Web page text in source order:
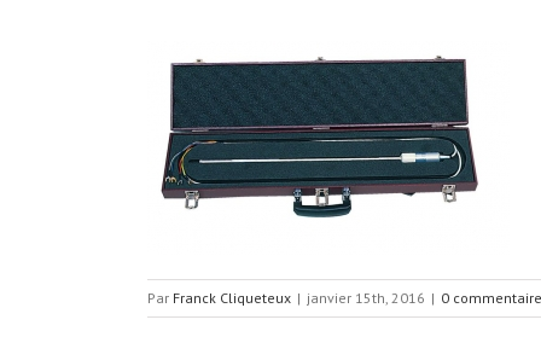
Par Franck Cliqueteux | janvier 15th, 2016 | 0 commentaire